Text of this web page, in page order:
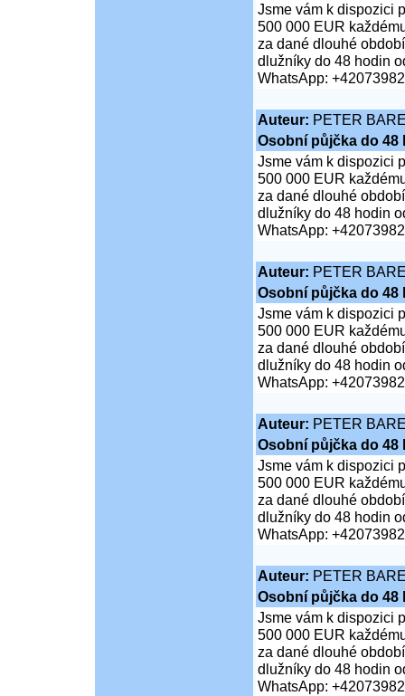
Jsme vám k dispozici
500 000 EUR
za dané dlouhé
dlužníky do 48 hodin
WhatsApp:
Auteur: PETER
Osobní půjčka do 48
Jsme vám k dispozici
500 000 EUR
za dané dlouhé
dlužníky do 48 hodin
WhatsApp:
Auteur: PETER
Osobní půjčka do 48
Jsme vám k dispozici
500 000 EUR
za dané dlouhé
dlužníky do 48 hodin
WhatsApp:
Auteur: PETER
Osobní půjčka do 48
Jsme vám k dispozici
500 000 EUR
za dané dlouhé
dlužníky do 48 hodin
WhatsApp:
Auteur: PETER
Osobní půjčka do 48
Jsme vám k dispozici
500 000 EUR
za dané dlouhé
dlužníky do 48 hodin
WhatsApp: